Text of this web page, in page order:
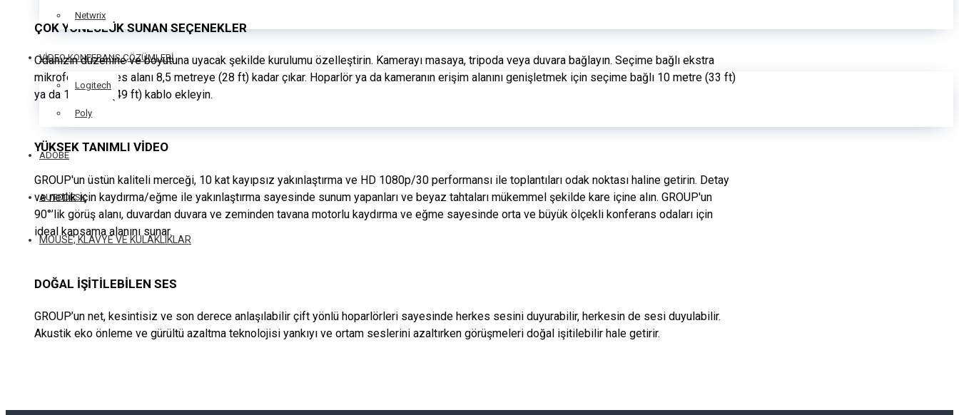
Netwrix
VİDEO KONFERANS ÇÖZÜMLERİ
Logitech
Poly
ADOBE
AUTODESK
MOUSE, KLAVYE VE KULAKLIKLAR
ÇOK YÖNLÜLÜK SUNAN SEÇENEKLER
Odanızın düzenine ve boyutuna uyacak şekilde kurulumu özelleştirin. Kamerayı masaya, tripoda veya duvara bağlayın. Seçime bağlı ekstra
mikrofonlar ile ses alanı 8,5 metreye (28 ft) kadar çıkar. Hoparlör ya da kameranın erişim alanını genişletmek için seçime bağlı 10 metre (33 ft)
ya da 15 metre (49 ft) kablo ekleyin.
YÜKSEK TANIMLI VİDEO
GROUP'un üstün kaliteli merceği, 10 kat kayıpsız yakınlaştırma ve HD 1080p/30 performansı ile toplantıları odak noktası haline getirin. Detay
ve netlik için kaydırma/eğme ile yakınlaştırma sayesinde sunum yapanları ve beyaz tahtaları mükemmel şekilde kare içine alın. GROUP'un
90°’lik görüş alanı, duvardan duvara ve zeminden tavana motorlu kaydırma ve eğme sayesinde orta ve büyük ölçekli konferans odaları için
ideal kapsama alanını sunar.
DOĞAL İŞİTİLEBİLEN SES
GROUP’un net, kesintisiz ve son derece anlaşılabilir çift yönlü hoparlörleri sayesinde herkes sesini duyurabilir, herkesin de sesi duyulabilir.
Akustik eko önleme ve gürültü azaltma teknolojisi yankıyı ve ortam seslerini azaltırken görüşmeleri doğal işitilebilir hale getirir.